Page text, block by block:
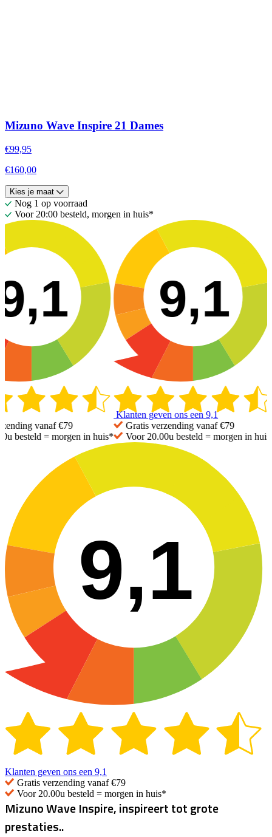
Mizuno Wave Inspire 21 Dames
€99,95
€160,00
Kies je maat
Nog 1 op voorraad
Voor 20:00 besteld, morgen in huis*
Klanten geven ons een9,1
vanaf €79
besteld = morgen in huis*
9,1
Gratisverzending vanaf €79
Voor 20.00u besteld = morgen in huis*
9,1
Klanten geven ons een 9,1
Gratis verzending vanaf €79
Voor 20.00u besteld = morgen in huis*
Mizuno Wave Inspire, inspireert tot grote
prestaties..